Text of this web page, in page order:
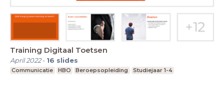
Training Digitaal Toetsen
April 2022- 16 slides
Communicatie HBO Beroepsopleiding Studiejaar 1-4